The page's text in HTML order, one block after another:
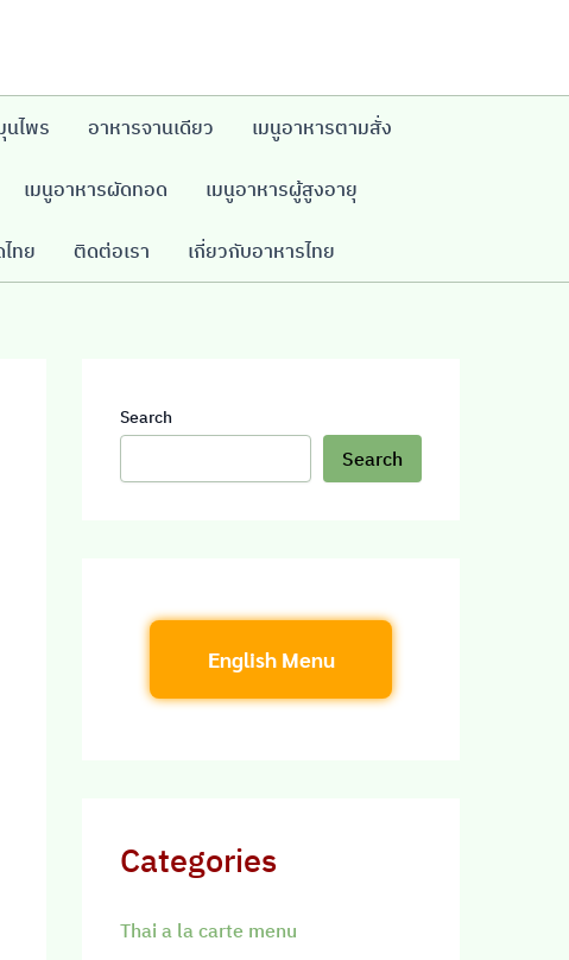
ไพร อาหารจานเดียว เมนูอาหารตามสั่ง
เมนูอาหารผัดทอด เมนูอาหารผู้สูงอายุ
ทย ติดต่อเรา เกี่ยวกับอาหารไทย
Search
Search
English Menu
Categories
Thai a la carte menu